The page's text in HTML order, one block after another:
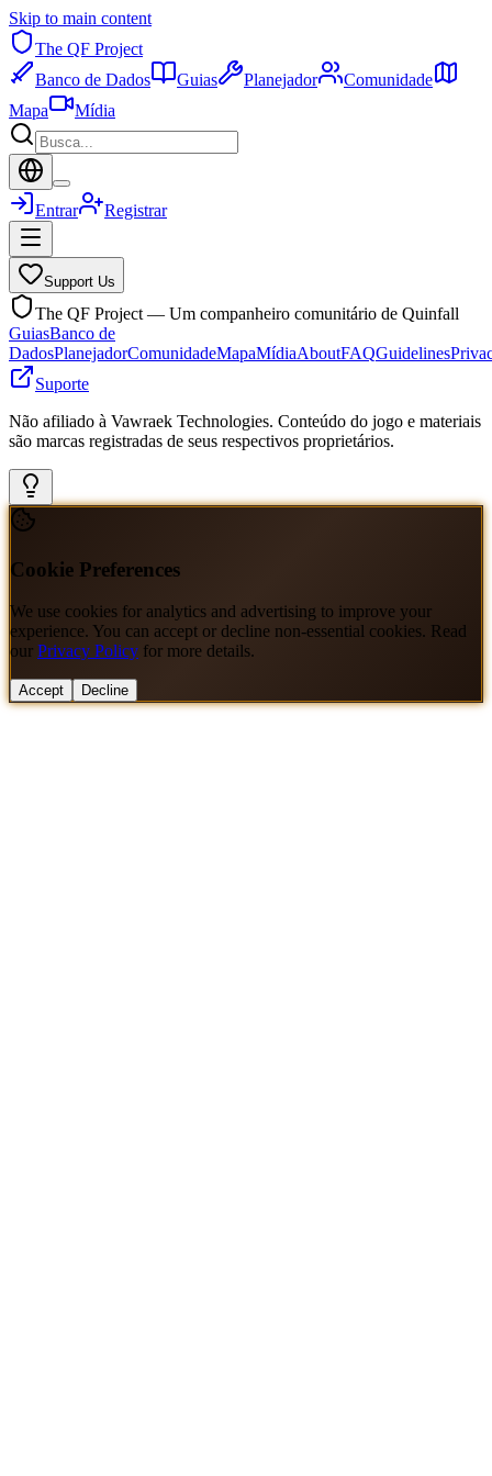
Skip to main content
The QF Project
Banco de Dados
Guias Planejador
Comunidade
Mapa
Mídia
Entrar Registrar
Support Us
The QF Project — Um companheiro comunitário de Quinfall
GuiasBanco de
DadosPlanejadorComunidadeMapaMídiaAboutFAQGuidelines
Suporte
Não afiliado à Vawraek Technologies. Conteúdo do jogo e materiais
são marcas registradas de seus respectivos proprietários.
Cookie Preferences
We use cookies for analytics and advertising to improve your
experience. You can accept or decline non-essential cookies. Read
our Privacy Policy for more details.
Accept Decline